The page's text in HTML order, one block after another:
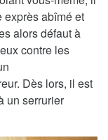
exprès abîmé et
alors défaut à
contre les
Dès lors, il est
un serrurier